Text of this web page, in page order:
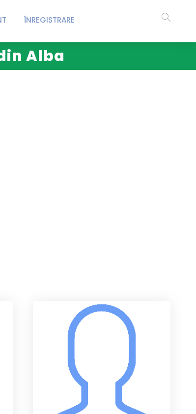
ÎNREGISTRARE
Alba